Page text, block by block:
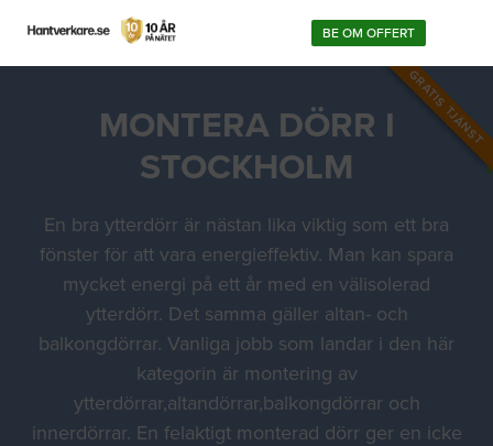
BE OM OFFERT
GRATIS TJÄNST
MONTERA DÖRR I
STOCKHOLM
En bra ytterdörr är nästan lika viktig som ett bra
fönster för att vara energieffektiv. Man kan spara
mycket energi på ett år med en välisolerad
ytterdörr. Det samma gäller altan- och
balkongdörrar. Vanliga jobb som landar i den här
kategorin är montering av
ytterdörrar,altandörrar,balkongdörrar och
innerdörrar. En felaktigt monterad dörr ger en icke